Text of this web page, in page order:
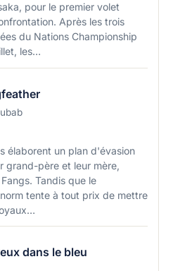
pour le premier volet
Après les trois
du Nations Championship
les…
élaborent un plan d'évasion
grand-père et leur mère,
Tandis que le
tente à tout prix de mettre
dans le bleu